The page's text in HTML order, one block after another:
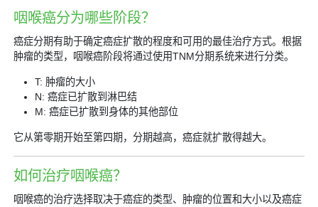
咽喉癌分为哪些阶段？
癌症分期有助于确定癌症扩散的程度和可用的最佳治疗方式。根据
肿瘤的类型，咽喉癌阶段将通过使用TNM分期系统来进行分类。
T: 肿瘤的大小
N: 癌症已扩散到淋巴结
M: 癌症已扩散到身体的其他部位
它从第零期开始至第四期，分期越高，癌症就扩散得越大。
如何治疗咽喉癌？
咽喉癌的治疗选择取决于癌症的类型、肿瘤的位置和大小以及癌症